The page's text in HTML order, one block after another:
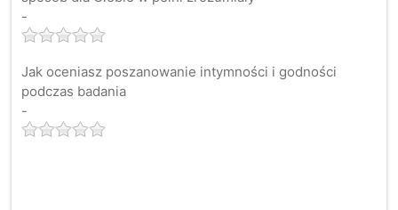
-
Jak oceniasz poszanowanie intymności i godności
podczas badania
-